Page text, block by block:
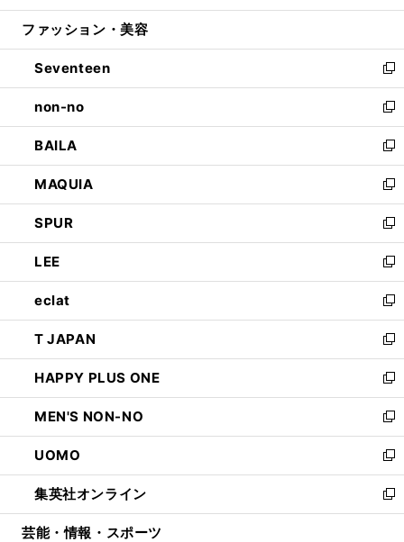
開
ウ
開
く
ン
ウ
で
開
く
ウ
ン
ド
ウ
で
開
く
ファッション・美容
Seventeen
新
し
い
ウ
ィ
ン
ド
ウ
で
開
く
non-no
新
し
い
ウ
ィ
ン
ド
ウ
で
開
く
BAILA
新
し
い
ウ
ィ
ン
ド
ウ
で
開
く
MAQUIA
新
し
い
ウ
ィ
ン
ド
ウ
で
開
く
SPUR
新
し
い
ウ
ィ
ン
ド
ウ
で
開
く
LEE
新
し
い
ウ
ィ
ン
ド
ウ
で
開
く
eclat
新
し
い
ウ
ィ
ン
ド
ウ
で
開
く
T JAPAN
新
し
い
ウ
ィ
ン
ド
ウ
で
開
HAPPY PLUS ONE
新
し
い
ウ
ィ
ン
ド
ウ
MEN'S NON-NO
新
し
い
ウ
ィ
ン
UOMO
新
し
い
ウ
集英社オンライン
新
し
芸能・情報・スポーツ